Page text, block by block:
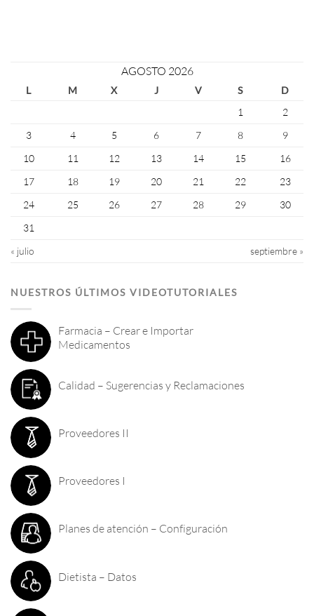
AGOSTO 2026
L M X J V S
D
1
2
3
4 5 6 7 8
9
10
11 12 13 14 15
16
17
18 19 20 21 22
23
24
25 26 27 28 29
30
31
« julio
septiembre »
NUESTROS ÚLTIMOS VIDEOTUTORIALES
Farmacia – Crear e Importar
Medicamentos
Calidad – Sugerencias y Reclamaciones
Proveedores II
Proveedores I
Planes de atención – Configuración
Dietista – Datos